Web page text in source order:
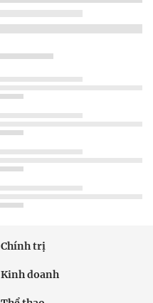
Chính trị
Kinh doanh